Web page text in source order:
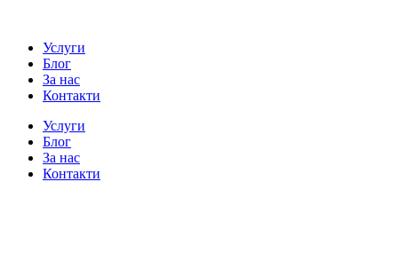
Услуги
Блог
За нас
Контакти
Услуги
Блог
За нас
Контакти